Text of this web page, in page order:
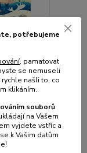
Dog
paté s
GF
potřebujeme
, pamatovat
se nemuseli
našli to, co
klikáním.
souborů
na Vašem
vyjdete vstříc a
k Vašim datům